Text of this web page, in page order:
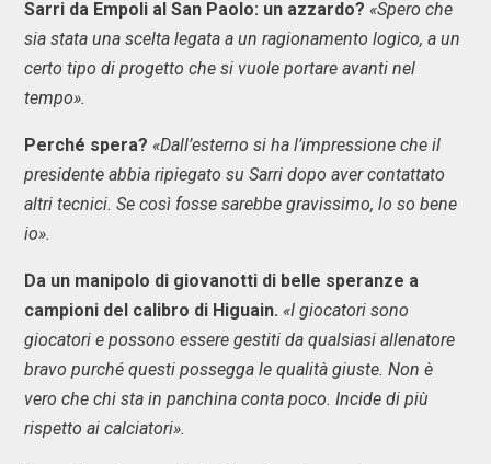
Sarri da Empoli al San Paolo: un azzardo? «Spero che
sia stata una scelta legata a un ragionamento logico, a un
certo tipo di progetto che si vuole portare avanti nel
tempo».
Perché spera? «Dall’esterno si ha l’impressione che il
presidente abbia ripiegato su Sarri dopo aver contattato
altri tecnici. Se così fosse sarebbe gravissimo, lo so bene
io».
Da un manipolo di giovanotti di belle speranze a
campioni del calibro di Higuain. «I giocatori sono
giocatori e possono essere gestiti da qualsiasi allenatore
bravo purché questi possegga le qualità giuste. Non è
vero che chi sta in panchina conta poco. Incide di più
rispetto ai calciatori».